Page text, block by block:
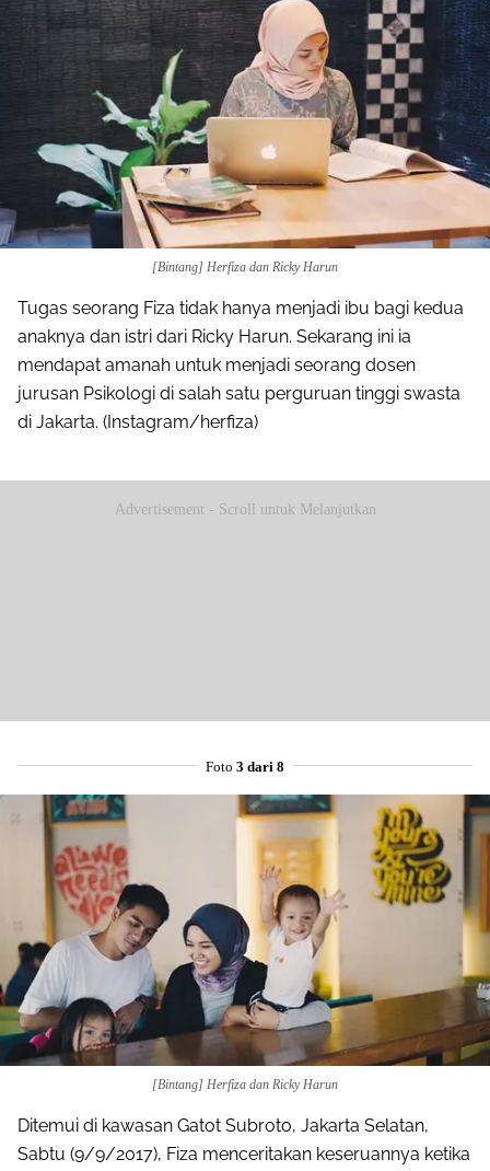
[Bintang] Herfiza dan Ricky Harun
Tugas seorang Fiza tidak hanya menjadi ibu bagi kedua
anaknya dan istri dari Ricky Harun. Sekarang ini ia
mendapat amanah untuk menjadi seorang dosen
jurusan Psikologi di salah satu perguruan tinggi swasta
di Jakarta. (Instagram/herfiza)
Advertisement - Scroll untuk Melanjutkan
Foto 3 dari 8
[Bintang] Herfiza dan Ricky Harun
Ditemui di kawasan Gatot Subroto, Jakarta Selatan,
Sabtu (9/9/2017), Fiza menceritakan keseruannya ketika